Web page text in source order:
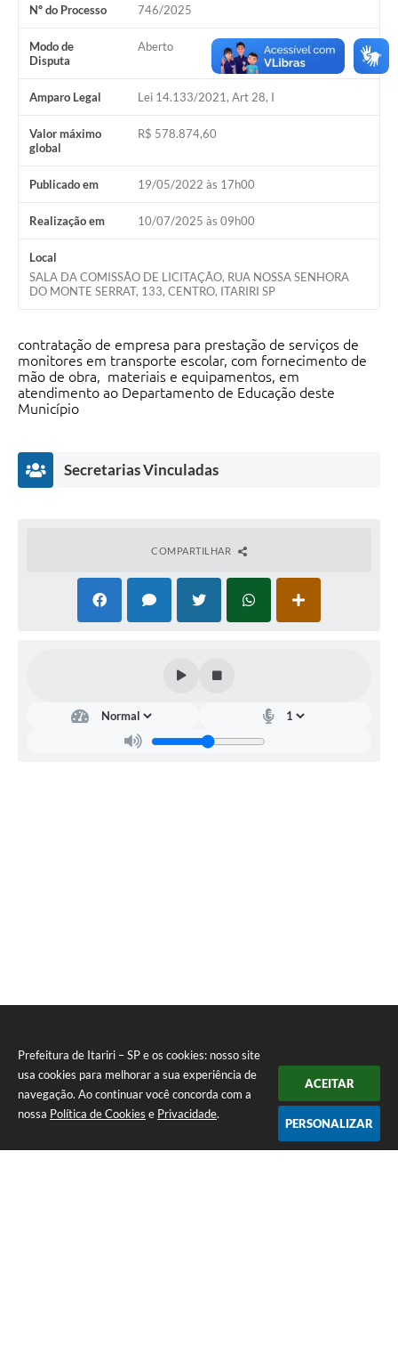
Prefeitura de Itariri – SP e os cookies: nosso site
usa cookies para melhorar a sua experiência de
navegação. Ao continuar você concorda com a
nossa Política de Cookies e Privacidade.
ACEITAR
PERSONALIZAR
Nº do Processo 746/2025
Modo de
Disputa
Aberto
Amparo Legal Lei 14.133/2021, Art 28, I
Valor máximo
global
R$ 578.874,60
Publicado em 19/05/2022 às 17h00
Realização em 10/07/2025 às 09h00
Local
SALA DA COMISSÃO DE LICITAÇÃO, RUA NOSSA SENHORA
DO MONTE SERRAT, 133, CENTRO, ITARIRI SP
contratação de empresa para prestação de serviços de
monitores em transporte escolar, com fornecimento de
mão de obra, materiais e equipamentos, em
atendimento ao Departamento de Educação deste
Município
Secretarias Vinculadas
COMPARTILHAR